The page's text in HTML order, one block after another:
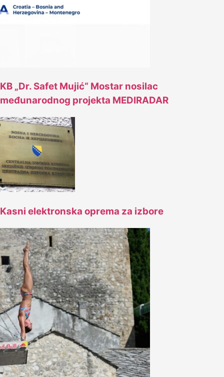
KB „Dr. Safet Mujić“ Mostar nosilac
međunarodnog projekta MEDIRADAR
Kasni elektronska oprema za izbore